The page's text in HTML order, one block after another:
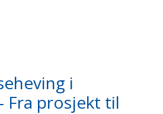
i
Fra prosjekt til